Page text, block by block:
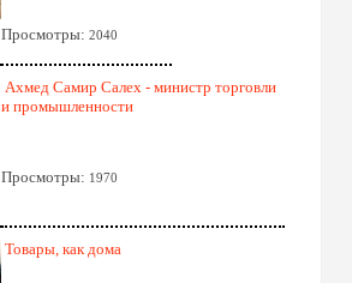
Просмотры: 2040
Ахмед Самир Салех - министр торговли
и промышленности
Просмотры: 1970
Товары, как дома